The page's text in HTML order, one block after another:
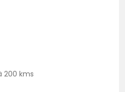
200 kms